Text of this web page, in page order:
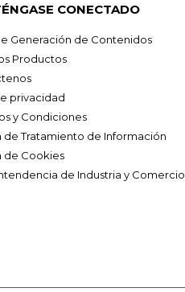
CONECTADO
Generación de Contenidos
Productos
privacidad
y Condiciones
de Tratamiento de Información
de Cookies
de Industria y Comercio